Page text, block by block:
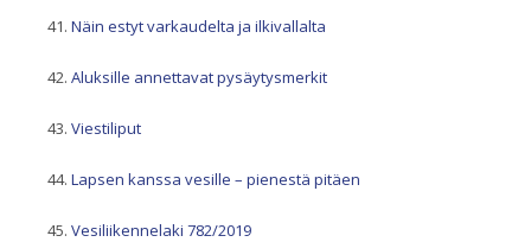
Näin estyt varkaudelta ja ilkivallalta
Aluksille annettavat pysäytysmerkit
Viestiliput
Lapsen kanssa vesille – pienestä pitäen
Vesiliikennelaki 782/2019